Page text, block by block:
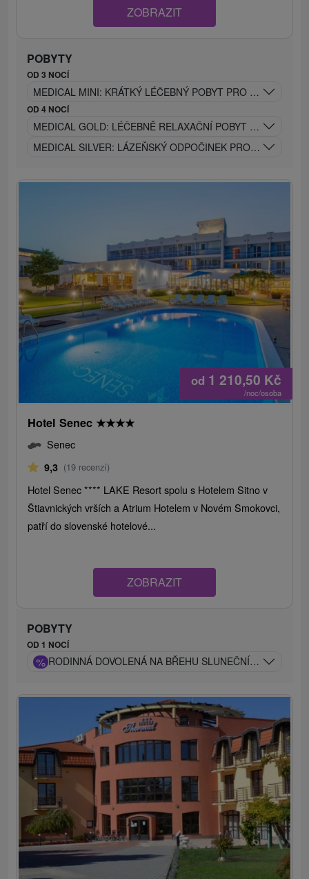
ZOBRAZIT
POBYTY
OD 3 NOCÍ
MEDICAL MINI: KRÁTKÝ LÉČEBNÝ POBYT PRO VELKOU
OD 4 NOCÍ
MEDICAL GOLD: LÉČEBNĚ RELAXAČNÍ POBYT PRO TĚLO I
MEDICAL SILVER: LÁZEŇSKÝ ODPOČINEK PRO ZDRAVĚJŠÍ
od 1 210,50 Kč
/noc/osoba
Hotel Senec ★★★★
Senec
9,3 (19 recenzí)
Hotel Senec **** LAKE Resort spolu s Hotelem Sitno v
Štiavnických vrších a Atrium Hotelem v Novém Smokovci,
patří do slovenské hotelové...
ZOBRAZIT
POBYTY
OD 1 NOCÍ
% RODINNÁ DOVOLENÁ NA BŘEHU SLUNEČNÍCH JEZER